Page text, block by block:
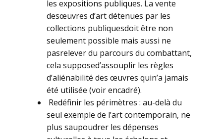
les expositions publiques. La vente
desœuvres d’art détenues par les
collections publiquesdoit être non
seulement possible mais aussi ne
pasrelever du parcours du combattant,
cela supposed’assouplir les règles
d’aliénabilité des œuvres quin’a jamais
été utilisée (voir encadré).
Redéfinir les périmètres : au-delà du
seul exemple de l’art contemporain, ne
plus saupoudrer les dépenses